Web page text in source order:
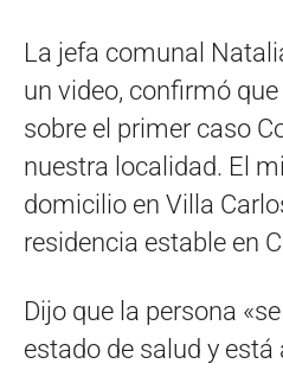
La jefa comunal
un video, confirmó
sobre el primer caso
nuestra localidad. El
domicilio en Villa
residencia estable en
Dijo que la persona
estado de salud y